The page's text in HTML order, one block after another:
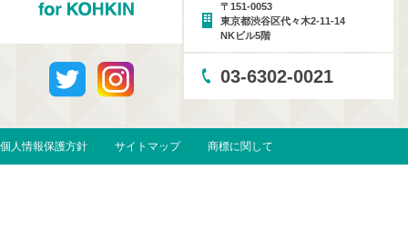
〒151-0053
東京都渋谷区代々木2-11-14
NKビル5階
03-6302-0021
個人情報保護方針 サイトマップ 商標に関して